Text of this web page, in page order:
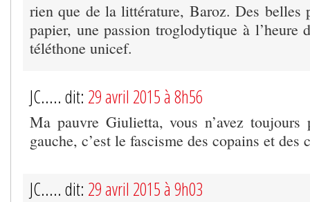
rien que de la littérature, Baroz. Des belles
papier, une passion troglodytique à l’heure
téléthone unicef.
JC..... dit: 29 avril 2015 à 8h56
Ma pauvre Giulietta, vous n’avez toujours
gauche, c’est le fascisme des copains et
JC..... dit: 29 avril 2015 à 9h03